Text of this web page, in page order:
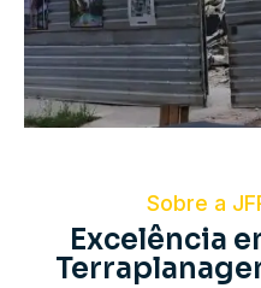
Sobre a
Excelência